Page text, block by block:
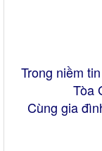
Trong niềm
Tòa
Cùng gia